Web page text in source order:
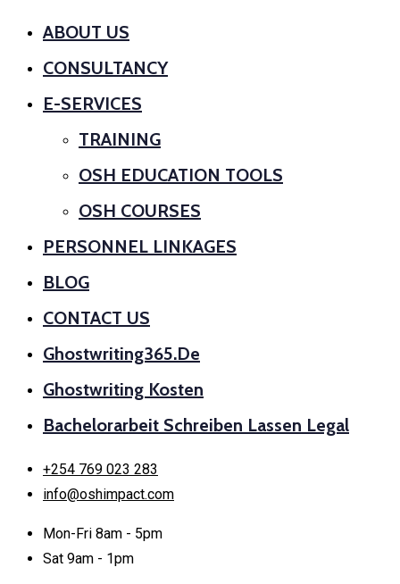
ABOUT US
CONSULTANCY
E-SERVICES
TRAINING
OSH EDUCATION TOOLS
OSH COURSES
PERSONNEL LINKAGES
BLOG
CONTACT US
Ghostwriting365.de
Ghostwriting Kosten
Bachelorarbeit Schreiben Lassen Legal
+254 769 023 283
info@oshimpact.com
Mon-Fri 8am - 5pm
Sat 9am - 1pm